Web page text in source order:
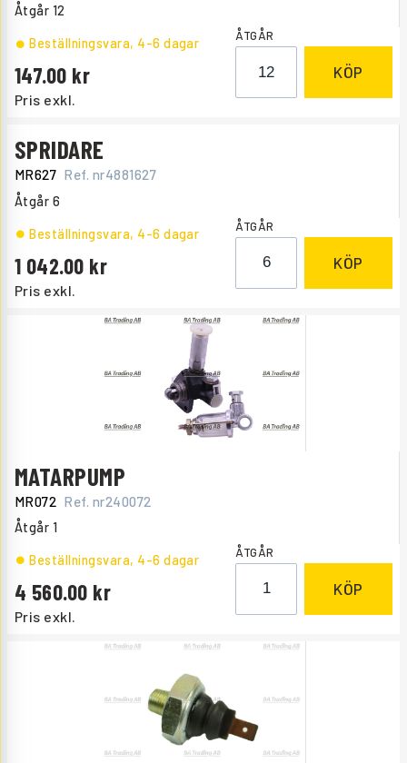
Åtgår 12
Pris exkl.
147.00
Beställningsvara, 4-6 dagar ÅTGÅR
KÖP
SPRIDARE
MR627 Ref. nr4881627
Åtgår 6
Pris exkl.
1 042.00
Beställningsvara, 4-6 dagar ÅTGÅR
KÖP
MATARPUMP
MR072 Ref. nr240072
Åtgår 1
Pris exkl.
4 560.00
Beställningsvara, 4-6 dagar ÅTGÅR
KÖP